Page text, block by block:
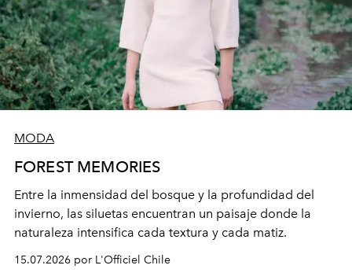
MODA
FOREST MEMORIES
Entre la inmensidad del bosque y la profundidad del
invierno, las siluetas encuentran un paisaje donde la
naturaleza intensifica cada textura y cada matiz.
15.07.2026 por L'Officiel Chile